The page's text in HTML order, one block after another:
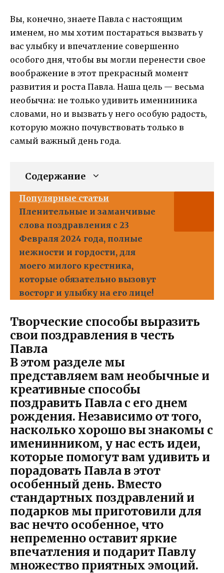
Вы, конечно, знаете Павла с настоящим
именем, но мы хотим постараться вызвать у
вас улыбку и впечатление совершенно
особого дня, чтобы вы могли перенести свое
воображение в этот прекрасный момент
развития и роста Павла. Наша цель — весьма
необычна: не только удивить именниника
словами, но и вызвать у него особую радость,
которую можно почувствовать только в
самый важный день года.
Содержание
Популярные статьи
Пленительные и заманчивые
слова поздравления с 23
Февраля 2024 года, полные
нежности и гордости, для
моего милого крестника,
которые обязательно вызовут
восторг и улыбку на его лице!
Творческие способы выразить
свои поздравления в честь
Павла
В этом разделе мы
представляем вам необычные и
креативные способы
поздравить Павла с его днем
рождения. Независимо от того,
насколько хорошо вы знакомы с
именинником, у нас есть идеи,
которые помогут вам удивить и
порадовать Павла в этот
особенный день. Вместо
стандартных поздравлений и
подарков мы приготовили для
вас нечто особенное, что
непременно оставит яркие
впечатления и подарит Павлу
множество приятных эмоций.